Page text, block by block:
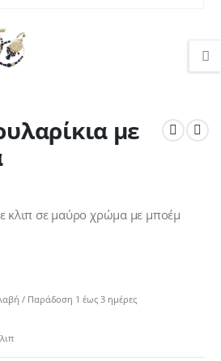
με
κλιπ σε μαύρο χρώμα με μποέμ
/ Παράδoση 1 έως 3 ημέρες